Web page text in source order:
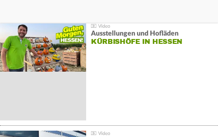
Ausstellungen und Hofläden
KÜRBISHÖFE IN HESSEN